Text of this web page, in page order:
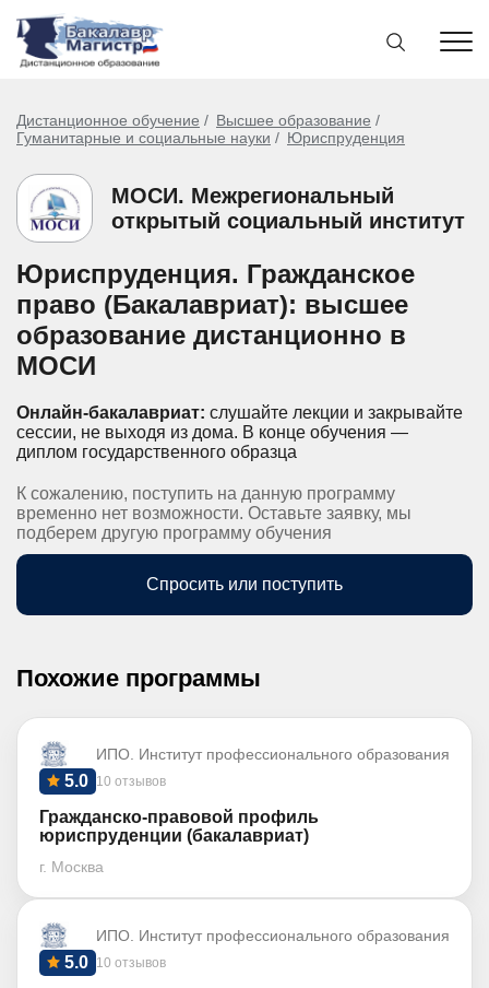
Дистанционное обучение
Высшее образование
Гуманитарные и социальные науки
Юриспруденция
МОСИ. Межрегиональный
открытый социальный институт
Юриспруденция. Гражданское
право (Бакалавриат): высшее
образование дистанционно в
МОСИ
Онлайн-бакалавриат: слушайте лекции и закрывайте
сессии, не выходя из дома. В конце обучения —
диплом государственного образца
К сожалению, поступить на данную программу
временно нет возможности. Оставьте заявку, мы
подберем другую программу обучения
Спросить или поступить
Похожие программы
ИПО. Институт профессионального образования
10 отзывов
5.0
Гражданско-правовой профиль
юриспруденции (бакалавриат)
г. Москва
ИПО. Институт профессионального образования
10 отзывов
5.0